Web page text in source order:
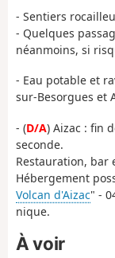
- Sentiers
- Quelques
néanmoins, si
- Eau potable et
sur-Besorgues et
- (D/A) Aizac : fin
seconde.
Restauration, bar
Hébergement
Volcan d'Aizac" -
nique.
À voir